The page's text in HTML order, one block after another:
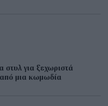
στυλ για ξεχωριστά
από μια κωμωδία